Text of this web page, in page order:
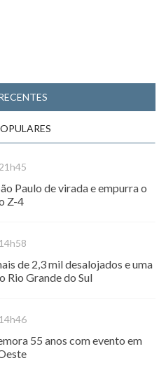
Paulo de virada e empurra o
Z-4
de 2,3 mil desalojados e uma
Rio Grande do Sul
55 anos com evento em